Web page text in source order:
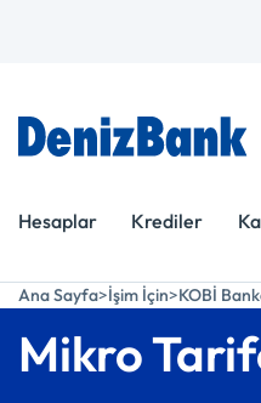
Hesaplar Krediler
Ana Sayfa İşim İçin KOBİ
Mikro